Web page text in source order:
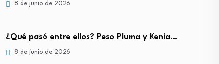
8 de junio de 2026
¿Qué pasó entre ellos? Peso Pluma y Kenia…
8 de junio de 2026